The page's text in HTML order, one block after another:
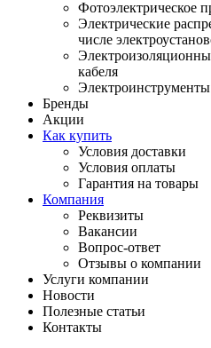
Фотоэлектрическое
Электрические
числе
кабеля
Бренды
Акции
Как купить
Условия доставки
Условия оплаты
Гарантия на товары
Компания
Реквизиты
Вакансии
Вопрос-ответ
Отзывы о компании
Услуги компании
Новости
Полезные статьи
Контакты